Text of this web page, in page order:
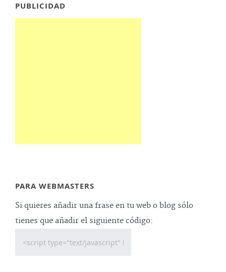
PUBLICIDAD
PARA WEBMASTERS
Si quieres añadir una frase en tu web o blog sólo
tienes que añadir el siguiente código: